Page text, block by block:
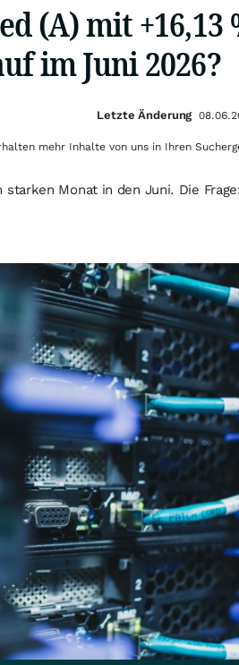
(A) mit +16,13
im Juni 2026?
Monat in den Juni. Die
Letzte Änderung
mehr Inhalte von uns in Ihren